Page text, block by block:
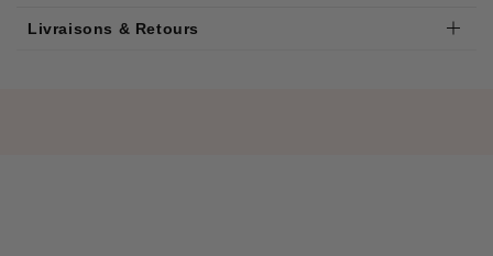
Livraisons & Retours